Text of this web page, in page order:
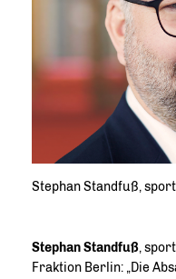
Stephan Standfuß,
Stephan Standfuß,
Fraktion Berlin: „Die